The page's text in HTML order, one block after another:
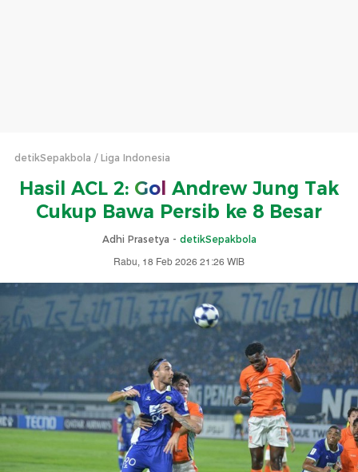
detikSepakbola Liga Indonesia
Hasil ACL 2: Gol Andrew Jung Tak
Cukup Bawa Persib ke 8 Besar
Adhi Prasetya - detikSepakbola
Rabu, 18 Feb 2026 21:26 WIB